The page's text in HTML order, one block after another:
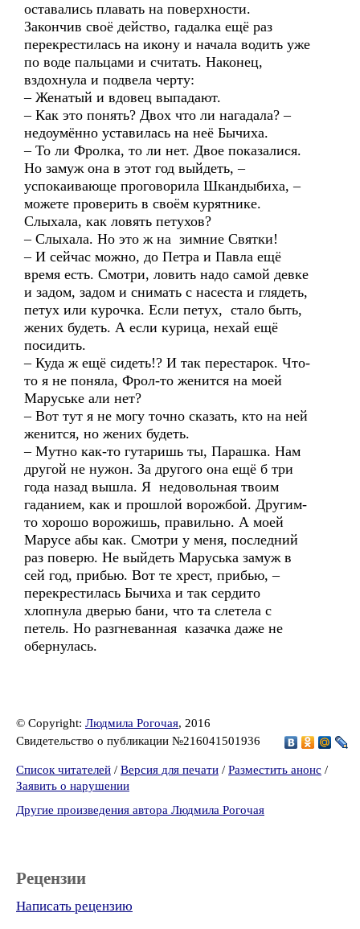
оставались плавать на поверхности.
Закончив своё действо, гадалка ещё раз
перекрестилась на икону и начала водить уже
по воде пальцами и считать. Наконец,
вздохнула и подвела черту:
– Женатый и вдовец выпадают.
– Как это понять? Двох что ли нагадала? –
недоумённо уставилась на неё Бычиха.
– То ли Фролка, то ли нет. Двое показалися.
Но замуж она в этот год выйдеть, –
успокаивающе проговорила Шкандыбиха, –
можете проверить в своём курятнике.
Слыхала, как ловять петухов?
– Слыхала. Но это ж на зимние Святки!
– И сейчас можно, до Петра и Павла ещё
время есть. Смотри, ловить надо самой девке
и задом, задом и снимать с насеста и глядеть,
петух или курочка. Если петух, стало быть,
жених будеть. А если курица, нехай ещё
посидить.
– Куда ж ещё сидеть!? И так перестарок. Что-
то я не поняла, Фрол-то женится на моей
Маруське али нет?
– Вот тут я не могу точно сказать, кто на ней
женится, но жених будеть.
– Мутно как-то гутаришь ты, Парашка. Нам
другой не нужон. За другого она ещё б три
года назад вышла. Я недовольная твоим
гаданием, как и прошлой ворожбой. Другим-
то хорошо ворожишь, правильно. А моей
Марусе абы как. Смотри у меня, последний
раз поверю. Не выйдеть Маруська замуж в
сей год, прибью. Вот те хрест, прибью, –
перекрестилась Бычиха и так сердито
хлопнула дверью бани, что та слетела с
петель. Но разгневанная казачка даже не
обернулась.
© Copyright: Людмила Рогочая, 2016
Свидетельство о публикации №216041501936
Список читателей / Версия для печати / Разместить анонс /
Заявить о нарушении
Другие произведения автора Людмила Рогочая
Рецензии
Написать рецензию